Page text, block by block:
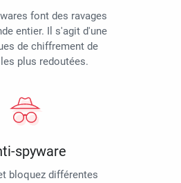
font des ravages
entier. Il s'agit d'une
de chiffrement de
plus redoutées.
spyware
bloquez différentes